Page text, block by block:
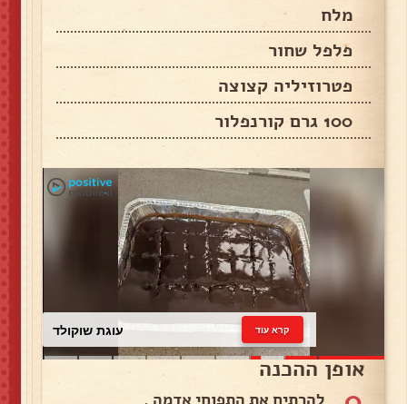
מלח
פלפל שחור
פטרוזיליה קצוצה
100 גרם קורנפלור
עוגת שוקולד קרא עוד
אופן ההכנה
להרתיח את התפוחי אדמה .